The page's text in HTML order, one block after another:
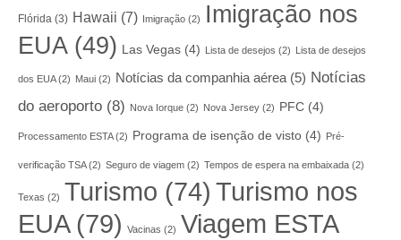
Flórida (3) Hawaii (7) Imigração (2)
Imigração nos
EUA(49) Las Vegas (4) Lista de desejos (2) Lista de desejos
dos EUA(2) Maui (2) Notícias da companhia aérea(5) Notícias
do aeroporto (8) Nova Iorque (2) Nova Jersey (2) PFC (4)
Processamento ESTA(2) Programa de isenção de visto (4) Pré-
verificação TSA(2) Seguro de viagem (2) Tempos de espera na embaixada (2)
Texas (2) Turismo (74) Turismo nos
EUA(79) Vacinas (2) Viagem ESTA